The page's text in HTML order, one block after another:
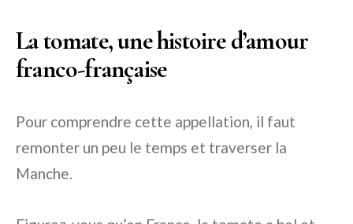
La tomate, une histoire d’amour
franco-française
Pour comprendre cette appellation, il faut
remonter un peu le temps et traverser la
Manche.